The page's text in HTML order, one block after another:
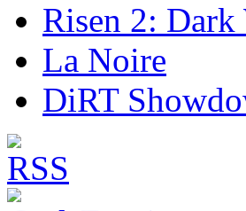
Risen 2: Dark
La Noire
DiRT